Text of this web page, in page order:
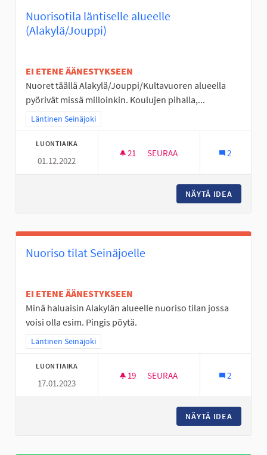
Nuorisotila läntiselle alueelle
(Alakylä/Jouppi)
EI ETENE ÄÄNESTYKSEEN
Nuoret täällä Alakylä/Jouppi/Kultavuoren alueella
pyörivät missä milloinkin. Koulujen pihalla,...
Rajaa tulokset teeman mukaan: Läntinen Seinäjoki
Läntinen Seinäjoki
LUONTIAIKA
01.12.2022
21 21 SEURAAJAA
SEURAA 2
NÄYTÄ IDEA
Nuoriso tilat Seinäjoelle
EI ETENE ÄÄNESTYKSEEN
Minä haluaisin Alakylän alueelle nuoriso tilan jossa
voisi olla esim. Pingis pöytä.
Rajaa tulokset teeman mukaan: Läntinen Seinäjoki
Läntinen Seinäjoki
LUONTIAIKA
17.01.2023
19 19 SEURAAJAA
SEURAA 2
NÄYTÄ IDEA